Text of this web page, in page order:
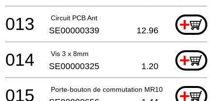
Circuit PCB Ant +
013 SE00000339 12.96
Vis 3 x 8mm +
014 SE00000325 1.20
Porte-bouton de commutation MR103 A +
015